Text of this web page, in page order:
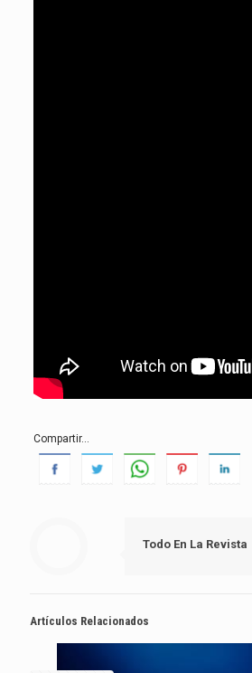
Compartir...
Todo En La Revista
Artículos Relacionados